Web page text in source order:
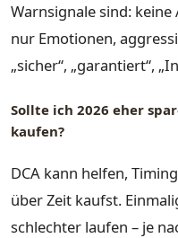
Warnsignale sind:
nur Emotionen,
„sicher“, „garantiert“,
Sollte ich 2026 eher
kaufen?
DCA kann helfen,
über Zeit kaufst.
schlechter laufen – je